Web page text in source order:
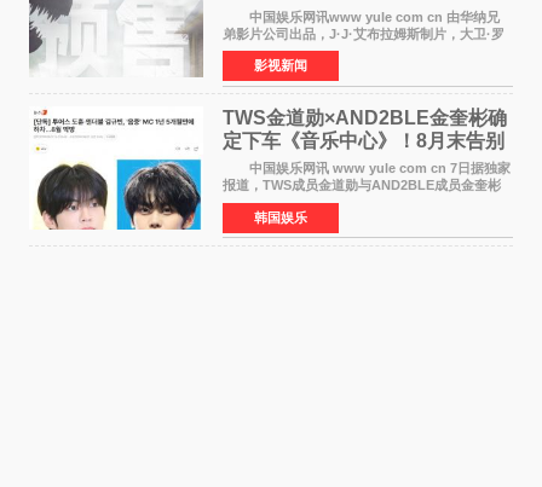
中国娱乐网讯www yule com cn 由华纳兄
弟影片公司出品，J·J·艾布拉姆斯制片，大卫·罗
伯特·米切尔执导，好莱坞巨星安妮·海瑟薇和伊万
·麦克格雷格领衔主演的2026暑期惊悚冒险大片
《逃出绝
影视新闻
TWS金道勋×AND2BLE金奎彬确
定下车《音乐中心》！8月末告别
MC席位
中国娱乐网讯 www yule com cn 7日据独家
报道，TWS成员金道勋与AND2BLE成员金奎彬
将于8月离开《音乐中心》MC的位置。 金道
勋与金奎彬于去年3月与H2H A-NA一起被选为
《音乐中心》MC，约1
韩国娱乐